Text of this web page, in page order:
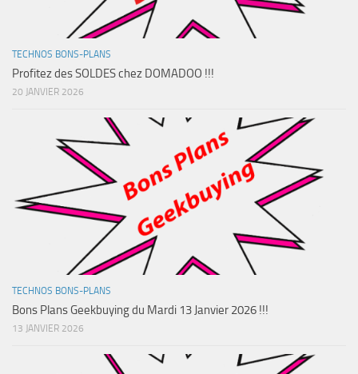
TECHNOS BONS-PLANS
Profitez des SOLDES chez DOMADOO !!!
20 JANVIER 2026
TECHNOS BONS-PLANS
Bons Plans Geekbuying du Mardi 13 Janvier 2026 !!!
13 JANVIER 2026